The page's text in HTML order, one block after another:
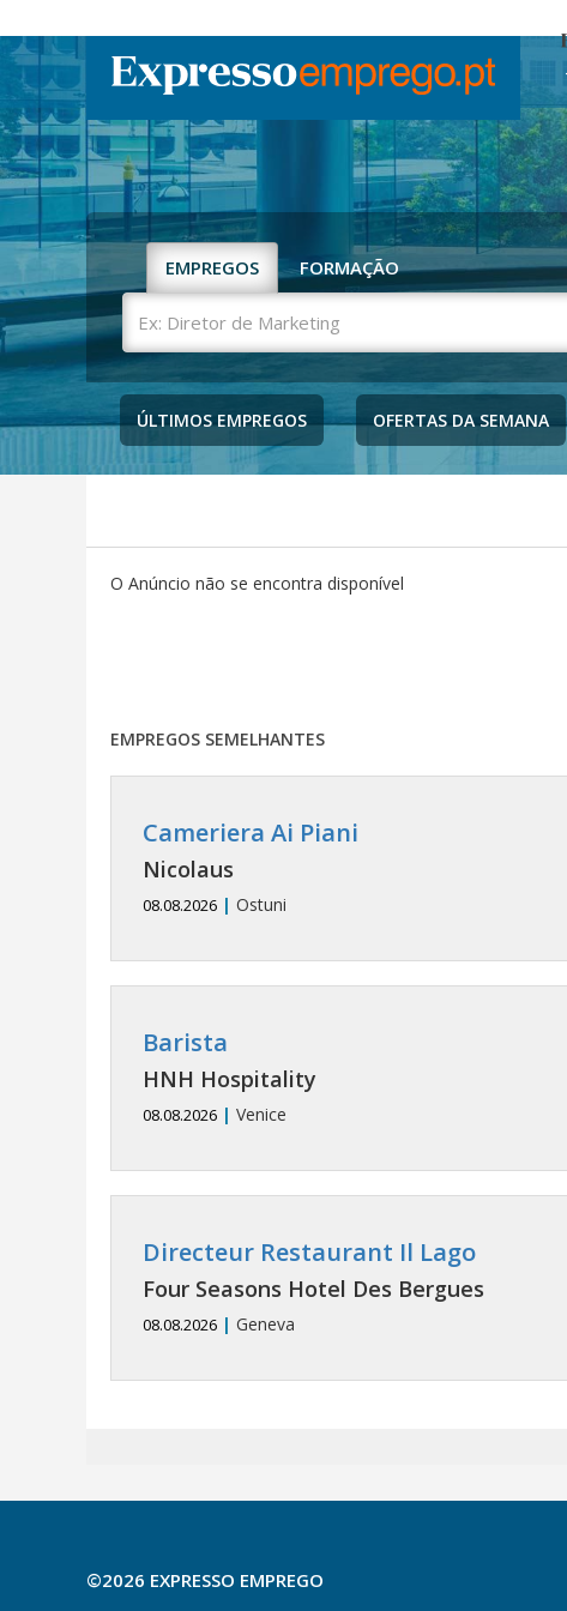
EMPREGOS FORMAÇÃO
Ex:
Diretor
de
ÚLTIMOS EMPREGOS
OFERTAS DA SEMANA
O Anúncio não se encontra disponível
EMPREGOS SEMELHANTES
Cameriera Ai Piani
Nicolaus
08.08.2026 | Ostuni
Barista
HNH Hospitality
08.08.2026 | Venice
Directeur Restaurant Il Lago
Four Seasons Hotel Des Bergues
08.08.2026 | Geneva
©2026 EXPRESSO EMPREGO